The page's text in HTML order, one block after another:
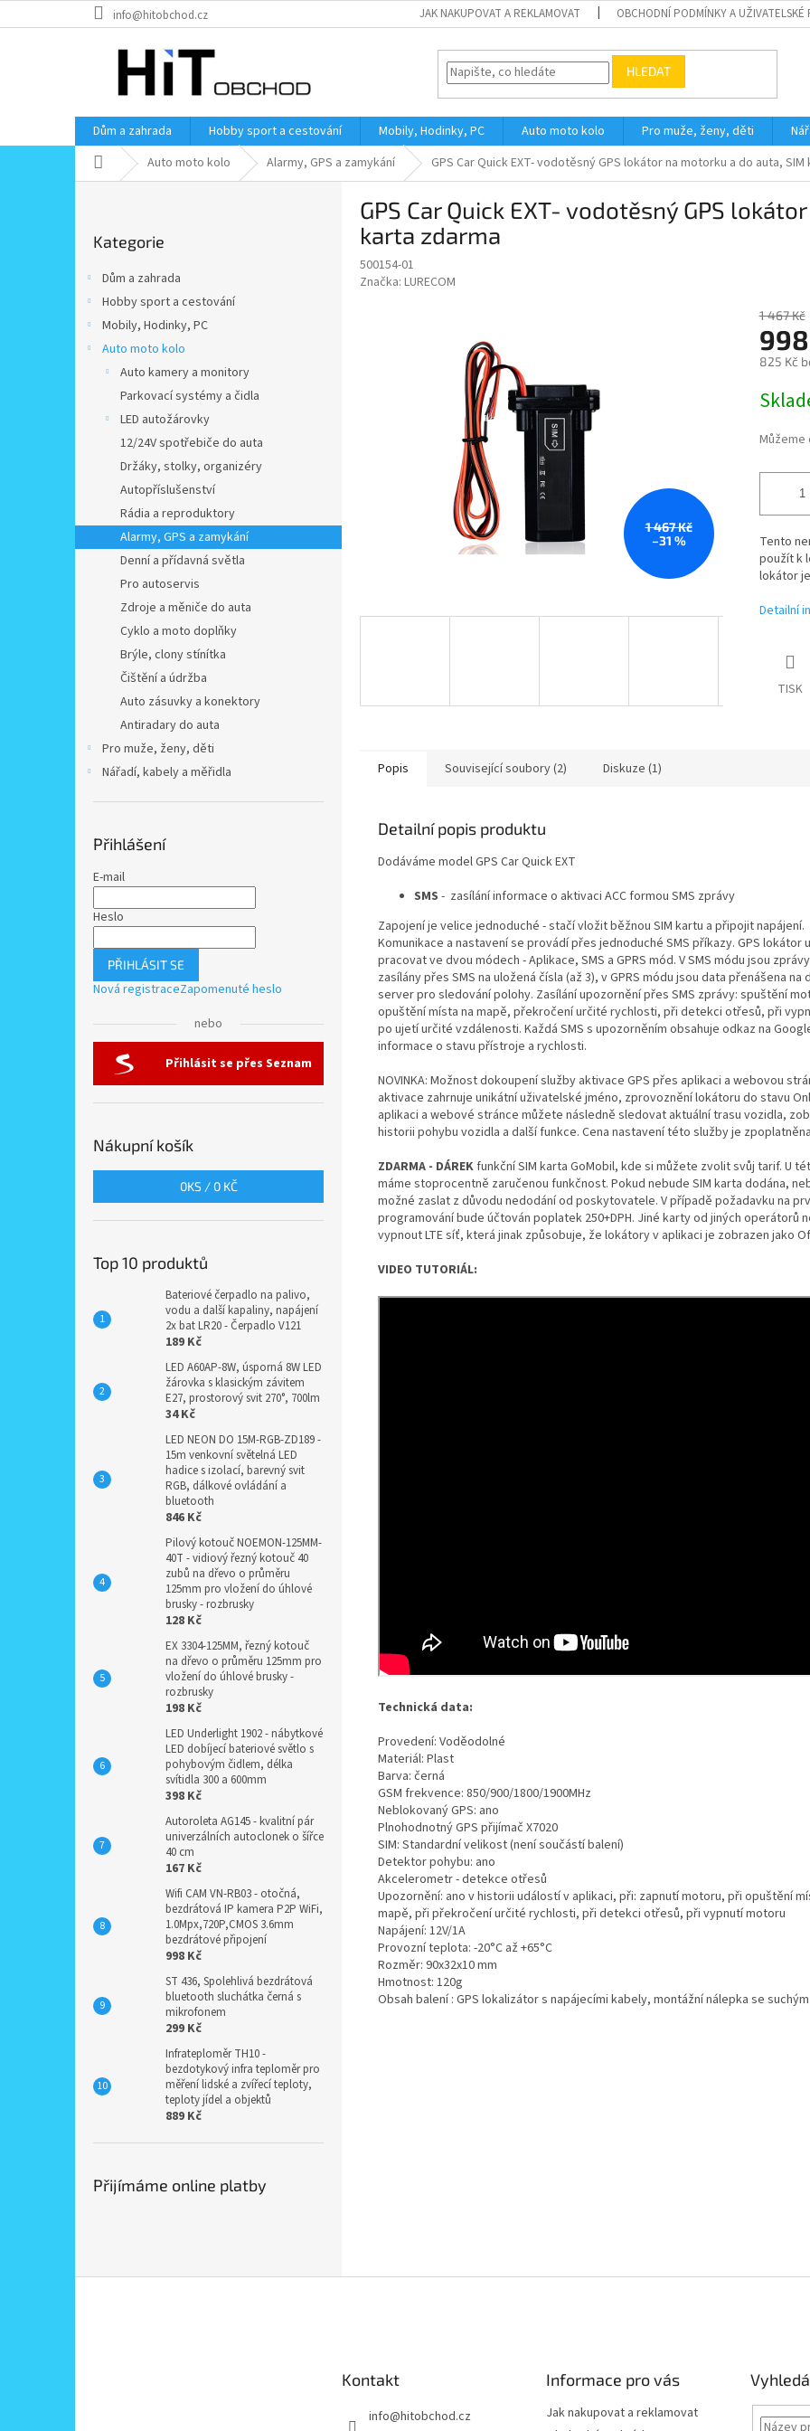
na
info@hitobchod.cz JAK NAKUPOVAT A REKLAMOVAT OBCHODNÍ PODMÍNKY A UŽIVATELSKÉ
HLEDAT
Dům a zahrada Hobby sport a cestování Mobily, Hodinky, PC Auto moto kolo Pro muže, ženy, děti
Domů Auto moto kolo Alarmy, GPS a zamykání GPS Car Quick EXT- vodotěsný GPS lokátor na motorku a do auta,
kategorie
Kategorie
Dům a zahrada
Hobby sport a cestování
Mobily, Hodinky, PC
Auto moto kolo
Auto kamery a monitory
Parkovací systémy a čidla
LED autožárovky
12/24V spotřebiče do auta
Držáky, stolky, organizéry
Autopříslušenství
Rádia a reproduktory
Alarmy, GPS a zamykání
Denní a přídavná světla
Pro autoservis
Zdroje a měniče do auta
Cyklo a moto doplňky
Brýle, clony stínítka
Čištění a údržba
Auto zásuvky a konektory
Antiradary do auta
Pro muže, ženy, děti
Nářadí, kabely a měřidla
Přihlášení
E-mail
Heslo
PŘIHLÁSIT SE
Nová registraceZapomenuté heslo
nebo
Přihlásit se přes Seznam
Nákupní košík
0KS / 0 KČ
Top 10 produktů
Bateriové čerpadlo na palivo,
vodu a další kapaliny, napájení
2x bat LR20 - Čerpadlo V121
189 Kč
LED A60AP-8W, úsporná 8W LED
žárovka s klasickým závitem
E27, prostorový svit 270°, 700lm
34 Kč
LED NEON DO 15M-RGB-ZD189 -
15m venkovní světelná LED
hadice s izolací, barevný svit
RGB, dálkové ovládání a
bluetooth
846 Kč
Pilový kotouč NOEMON-125MM-
40T - vidiový řezný kotouč 40
zubů na dřevo o průměru
125mm pro vložení do úhlové
brusky - rozbrusky
128 Kč
EX 3304-125MM, řezný kotouč
na dřevo o průměru 125mm pro
vložení do úhlové brusky -
rozbrusky
198 Kč
LED Underlight 1902 - nábytkové
LED dobíjecí bateriové světlo s
pohybovým čidlem, délka
svítidla 300 a 600mm
398 Kč
Autoroleta AG145 - kvalitní pár
univerzálních autoclonek o šířce
40 cm
167 Kč
Wifi CAM VN-RB03 - otočná,
bezdrátová IP kamera P2P WiFi,
1.0Mpx,720P,CMOS 3.6mm
bezdrátové připojení
998 Kč
ST 436, Spolehlivá bezdrátová
bluetooth sluchátka černá s
mikrofonem
299 Kč
Infrateploměr TH10 -
bezdotykový infra teploměr pro
měření lidské a zvířecí teploty,
teploty jídel a objektů
889 Kč
Přijímáme online platby
GPS Car Quick EXT- vodotěsný GPS
karta zdarma
500154-01
Značka: LURECOM
1 467 Kč
–31 %
1 467 Kč
825 Kč
cena:
Můžeme
Tento
použít k
lokátor
Detailní
TISK
Popis Související soubory (2) Diskuze (1)
Detailní popis produktu
Dodáváme model GPS Car Quick EXT
SMS - zasílání informace o aktivaci ACC formou SMS zprávy
Zapojení je velice jednoduché - stačí vložit běžnou SIM kartu a připojit napájení.
Komunikace a nastavení se provádí přes jednoduché SMS příkazy. GPS lokátor
pracovat ve dvou módech - Aplikace, SMS a GPRS mód. V SMS módu jsou
zasílány přes SMS na uložená čísla (až 3), v GPRS módu jsou data přenášena na
server pro sledování polohy. Zasílání upozornění přes SMS zprávy: spuštění
opuštění místa na mapě, překročení určité rychlosti, při detekci otřesů, při
po ujetí určité vzdálenosti. Každá SMS s upozorněním obsahuje odkaz na
informace o stavu přístroje a rychlosti.
NOVINKA: Možnost dokoupení služby aktivace GPS přes aplikaci a webovou
aktivace zahrnuje unikátní uživatelské jméno, zprovoznění lokátoru do stavu
aplikaci a webové stránce můžete následně sledovat aktuální trasu vozidla,
historii pohybu vozidla a další funkce. Cena nastavení této služby je
ZDARMA - DÁREKfunkční SIM karta GoMobil, kde si můžete zvolit svůj tarif. U
máme stoprocentně zaručenou funkčnost. Pokud nebude SIM karta dodána,
možné zaslat z důvodu nedodání od poskytovatele. V případě požadavku na
programování bude účtován poplatek 250+DPH. Jiné karty od jiných operátorů
vypnout LTE síť, která jinak způsobuje, že lokátory v aplikaci je zobrazen jako
VIDEO TUTORIÁL:
Technická data:
Provedení: Voděodolné
Materiál: Plast
Barva: černá
GSM frekvence: 850/900/1800/1900MHz
Neblokovaný GPS: ano
Plnohodnotný GPS přijímač X7020
SIM: Standardní velikost (není součástí balení)
Detektor pohybu: ano
Akcelerometr - detekce otřesů
Upozornění: ano v historii událostí v aplikaci, při: zapnutí motoru, při opuštění
mapě, při překročení určité rychlosti, při detekci otřesů, při vypnutí motoru
Napájení: 12V/1A
Provozní teplota: -20°C až +65°C
Rozměr: 90x32x10 mm
Hmotnost: 120g
Obsah balení : GPS lokalizátor s napájecími kabely, montážní nálepka se
Kontakt
info@hitobchod.cz
Informace pro vás
Jak nakupovat a reklamovat